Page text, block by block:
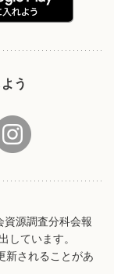
う
源調査分科会報
しています。
新されることがあ